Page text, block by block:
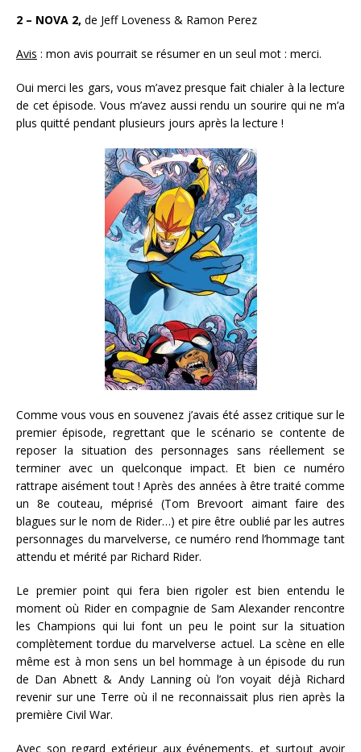
2 – NOVA 2, de Jeff Loveness & Ramon Perez
Avis : mon avis pourrait se résumer en un seul mot : merci.
Oui merci les gars, vous m’avez presque fait chialer à la lecture
de cet épisode. Vous m’avez aussi rendu un sourire qui ne m’a
plus quitté pendant plusieurs jours après la lecture !
Comme vous vous en souvenez j’avais été assez critique sur le
premier épisode, regrettant que le scénario se contente de
reposer la situation des personnages sans réellement se
terminer avec un quelconque impact. Et bien ce numéro
rattrape aisément tout ! Après des années à être traité comme
un 8e couteau, méprisé (Tom Brevoort aimant faire des
blagues sur le nom de Rider…) et pire être oublié par les autres
personnages du marvelverse, ce numéro rend l’hommage tant
attendu et mérité par Richard Rider.
Le premier point qui fera bien rigoler est bien entendu le
moment où Rider en compagnie de Sam Alexander rencontre
les Champions qui lui font un peu le point sur la situation
complètement tordue du marvelverse actuel. La scène en elle
même est à mon sens un bel hommage à un épisode du run
de Dan Abnett & Andy Lanning où l’on voyait déjà Richard
revenir sur une Terre où il ne reconnaissait plus rien après la
première Civil War.
Avec son regard extérieur aux événements, et surtout avoir